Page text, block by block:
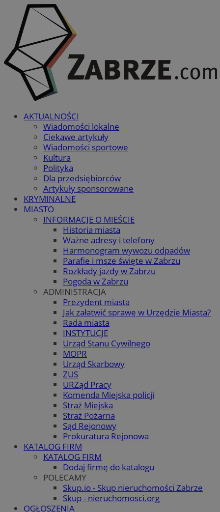
AKTUALNOŚCI
Wiadomości lokalne
Ciekawe artykuły
Wiadomości sportowe
Kultura
Polityka
Dla przedsiębiorców
Artykuły sponsorowane
KRYMINALNE
MIASTO
INFORMACJE O MIEŚCIE
Historia miasta
Ważne adresy i telefony
Harmonogram wywozu odpadów
Parafie i msze święte w Zabrzu
Rozkłady jazdy w Zabrzu
Pogoda w Zabrzu
ADMINISTRACJA
Prezydent miasta
Jak załatwić sprawę w Urzędzie Miasta?
Rada miasta
INSTYTUCJE
Urząd Stanu Cywilnego
MOPR
Urząd Skarbowy
ZUS
URZąd Pracy
Komenda Miejska policji
Straż Miejska
Straż Pożarna
Sąd Rejonowy
Prokuratura Rejonowa
KATALOG FIRM
KATALOG FIRM
Dodaj firmę do katalogu
POLECAMY
Skup.io - Skup nieruchomości Zabrze
Skup - nieruchomosci.org
OGŁOSZENIA